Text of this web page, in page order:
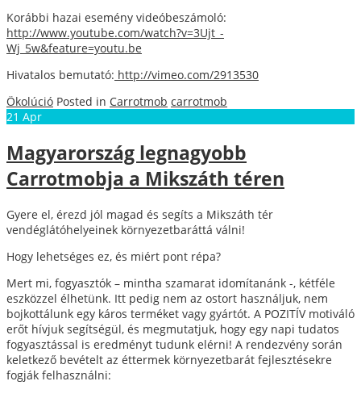
Korábbi hazai esemény videóbeszámoló:
http://www.youtube.com/watch?v=3Ujt_-
Wj_5w&feature=youtu.be
Hivatalos bemutató: http://vimeo.com/2913530
Ökolúció Posted in Carrotmob carrotmob
21 Apr
Magyarország legnagyobb
Carrotmobja a Mikszáth téren
Gyere el, érezd jól magad és segíts a Mikszáth tér
vendéglátóhelyeinek környezetbaráttá válni!
Hogy lehetséges ez, és miért pont répa?
Mert mi, fogyasztók – mintha szamarat idomítanánk -, kétféle
eszközzel élhetünk. Itt pedig nem az ostort használjuk, nem
bojkottálunk egy káros terméket vagy gyártót. A POZITÍV motiváló
erőt hívjuk segítségül, és megmutatjuk, hogy egy napi tudatos
fogyasztással is eredményt tudunk elérni! A rendezvény során
keletkező bevételt az éttermek környezetbarát fejlesztésekre
fogják felhasználni: